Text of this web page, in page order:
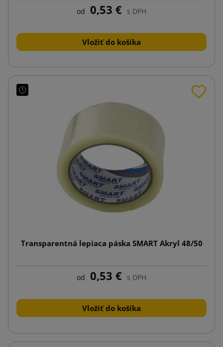
od 0,53 € s DPH
Vložiť do košíka
Transparentná lepiaca páska SMART Akryl 48/50
od 0,53 € s DPH
Vložiť do košíka